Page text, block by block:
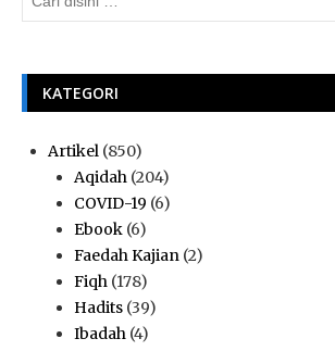
KATEGORI
Artikel (850)
Aqidah (204)
COVID-19 (6)
Ebook (6)
Faedah Kajian (2)
Fiqh (178)
Hadits (39)
Ibadah (4)